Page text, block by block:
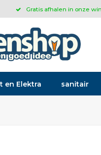
Gratis afhalen in onze
en Elektra sanitair